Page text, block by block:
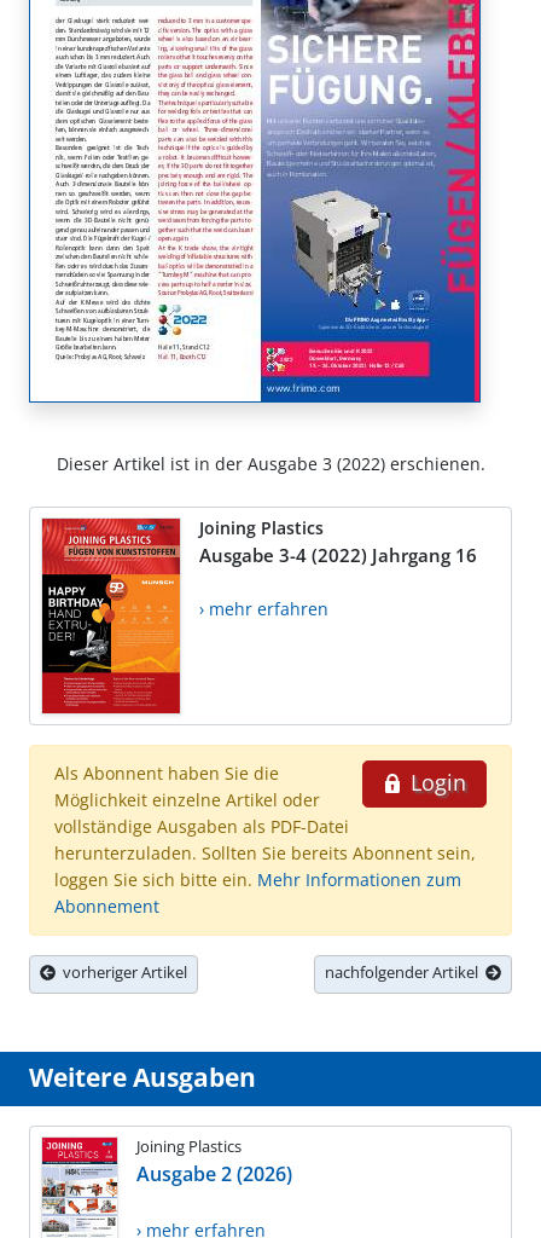
Dieser Artikel ist in der Ausgabe 3 (2022) erschienen.
Joining Plastics
Ausgabe 3-4 (2022) Jahrgang 16
› mehr erfahren
Login
Als Abonnent haben Sie die
Möglichkeit einzelne Artikel oder
vollständige Ausgaben als PDF-Datei
herunterzuladen. Sollten Sie bereits Abonnent sein,
loggen Sie sich bitte ein. Mehr Informationen zum
Abonnement
vorheriger Artikel nachfolgender Artikel
Weitere Ausgaben
Joining Plastics
Ausgabe 2 (2026)
› mehr erfahren